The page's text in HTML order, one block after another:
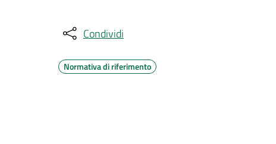
Condividi
Normativa di riferimento